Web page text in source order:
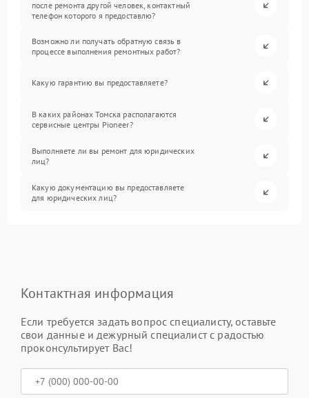
после ремонта другой человек, контактный
телефон которого я предоставлю?
Возможно ли получать обратную связь в
процессе выполнения ремонтных работ?
Какую гарантию вы предоставляете?
В каких районах Томска располагаются
сервисные центры Pioneer?
Выполняете ли вы ремонт для юридических
лиц?
Какую документацию вы предоставляете
для юридических лиц?
Контактная информация
Если требуется задать вопрос специалисту, оставьте
свои данные и дежурный специалист с радостью
проконсультирует Вас!